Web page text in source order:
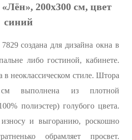
200х300 см, цвет
синий
создана для дизайна окна в
либо гостиной, кабинете.
в неоклассическом стиле. Штора
выполнена из плотной
полиэстер) голубого цвета.
и выгоранию, роскошно
обрамляет просвет.